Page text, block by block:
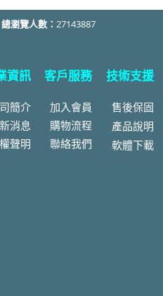
總瀏覽人數： 27143887
資訊
簡介
消息
聲明
客戶服務
加入會員
購物流程
聯絡我們
技術支援
售後保固
產品說明
軟體下載